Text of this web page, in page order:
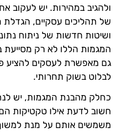
ולהגיב במהירות. יש לעקוב
של תהליכים עסקיים, הגדלת
ושיטות חדשות של ניתוח
המגמות הללו לא רק מסייעת
גם מאפשרת לעסקים להציע
לבלוט בשוק תחרותי.
כחלק מהבנת המגמות, יש
חשוב לדעת אילו טקטיקות הם
משמשים אותם על מנת